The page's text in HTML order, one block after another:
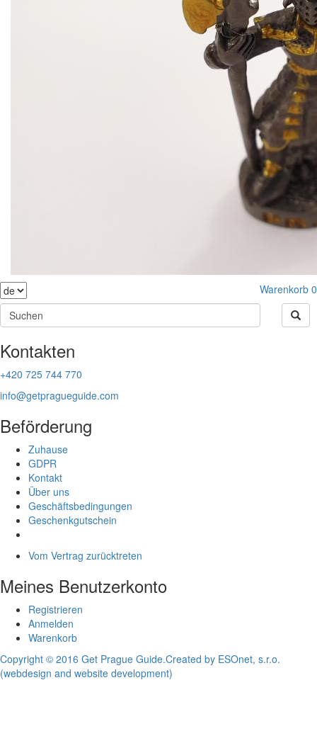
Warenkorb 0
Kontakten
+420 725 744 770
info@getpragueguide.com
Beförderung
Zuhause
GDPR
Kontakt
Über uns
Geschäftsbedingungen
Geschenkgutschein
Vom Vertrag zurücktreten
Meines Benutzerkonto
Registrieren
Anmelden
Warenkorb
Copyright © 2016 Get Prague Guide.Created by ESOnet, s.r.o.
(webdesign and website development)